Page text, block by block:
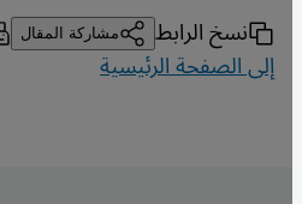
نسخ الرابط مشاركة المقال
إلى الصفحة الرئيسية